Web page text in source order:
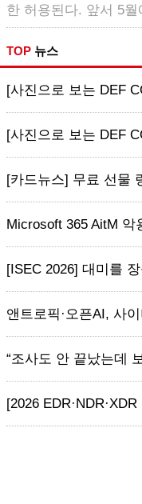
한 허용된다. 앞서 5월
TOP 뉴스
[사진으로 보는 DEF
[사진으로 보는 DEF
[카드뉴스] 무료 선물
Microsoft 365 AitM 악
[ISEC 2026] 대미를
앤트로픽·오픈AI, 사
“조사도 안 끝났는데
[2026